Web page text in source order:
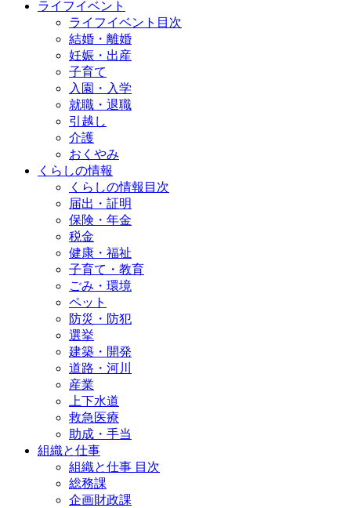
ライフイベント
ライフイベント目次
結婚・離婚
妊娠・出産
子育て
入園・入学
就職・退職
引越し
介護
おくやみ
くらしの情報
くらしの情報目次
届出・証明
保険・年金
税金
健康・福祉
子育て・教育
ごみ・環境
ペット
防災・防犯
選挙
建築・開発
道路・河川
産業
上下水道
救急医療
助成・手当
組織と仕事
組織と仕事 目次
総務課
企画財政課